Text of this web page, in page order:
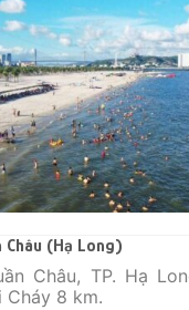
Châu (Hạ Long)
Châu, TP. Hạ
Cháy 8 km.